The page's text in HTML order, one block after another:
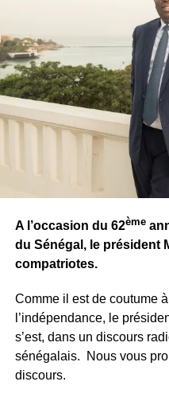
A l’occasion du 62ème
du Sénégal, le président
compatriotes.
Comme il est de coutume
l’indépendance, le
s’est, dans un discours
sénégalais. Nous vous
discours.